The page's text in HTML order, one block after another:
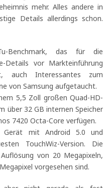
mehr. Alles andere in
Details allerdings schon.
Benchmark, das für die
Details vor Markteinführung
auch Interessantes zum
von Samsung aufgetaucht.
5,5 Zoll großen Quad-HD-
über 32 GB internen Speicher
7420 Octa-Core verfügen.
Gerät mit Android 5.0 und
TouchWiz-Version. Die
von 20 Megapixeln,
vorgesehen sind.